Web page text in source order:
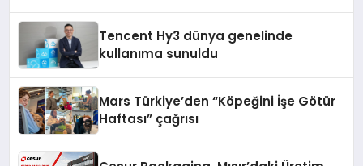
Tencent Hy3 dünya genelinde
kullanıma sunuldu
Mars Türkiye’den “Köpeğini İşe Götür
Haftası” çağrısı